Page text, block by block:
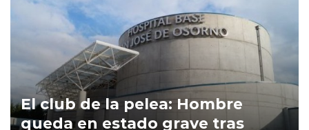
El club de la pelea: Hombre
queda en estado grave tras